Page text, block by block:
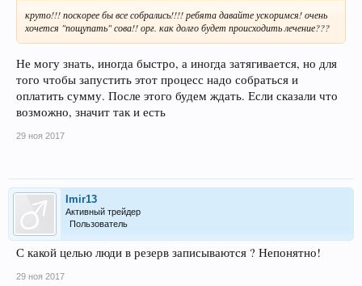
круто!!! поскорее бы все собрались!!!! ребята давайте ускоримся! очень
хочется "пощупать" сова!! орг. как долго будет происходить лечение???
Не могу знать, иногда быстро, а иногда затягивается, но для
того чтобы запустить этот процесс надо собраться и
оплатить сумму. После этого будем ждать. Если сказали что
возможно, значит так и есть
29 ноя 2017
Imir13
Активный трейдер
Пользователь
С какой целью люди в резерв записываются ? Непонятно!
29 ноя 2017